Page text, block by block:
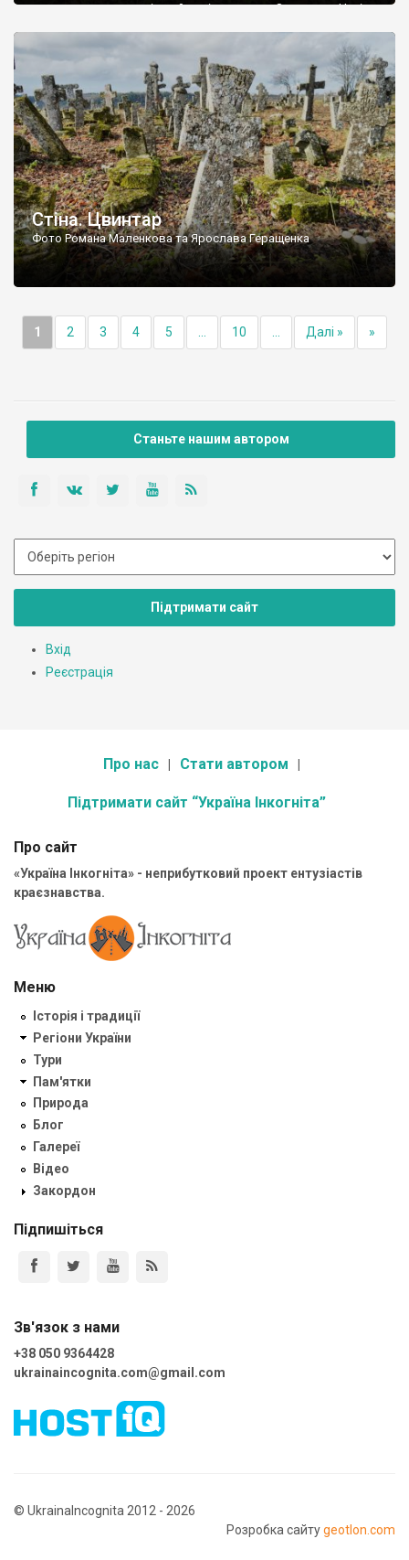
поховали на цвинтарі, який тоді називався Замковим. Нині на
ньому чимало хрестів 19 століття, є такі, де епітафії стер […]
Стіна. Цвинтар
Фото Романа Маленкова та Ярослава Геращенка
1 2 3 4 5 10 Далі » »
Станьте нашим автором
Підтримати сайт
Вхід
Реєстрація
Про нас Стати автором
Підтримати сайт “Україна Інкогніта”
Про сайт
«Україна Інкогніта» - неприбутковий проект ентузіастів
краєзнавства.
Меню
Історія і традиції
Регіони України
Тури
Пам'ятки
Природа
Блог
Галереї
Відео
Закордон
Підпишіться
Зв'язок з нами
+38 050 9364428
ukrainaincognita.com@gmail.com
© UkrainaIncognita 2012 - 2026
Розробка сайтуgeotlon.com